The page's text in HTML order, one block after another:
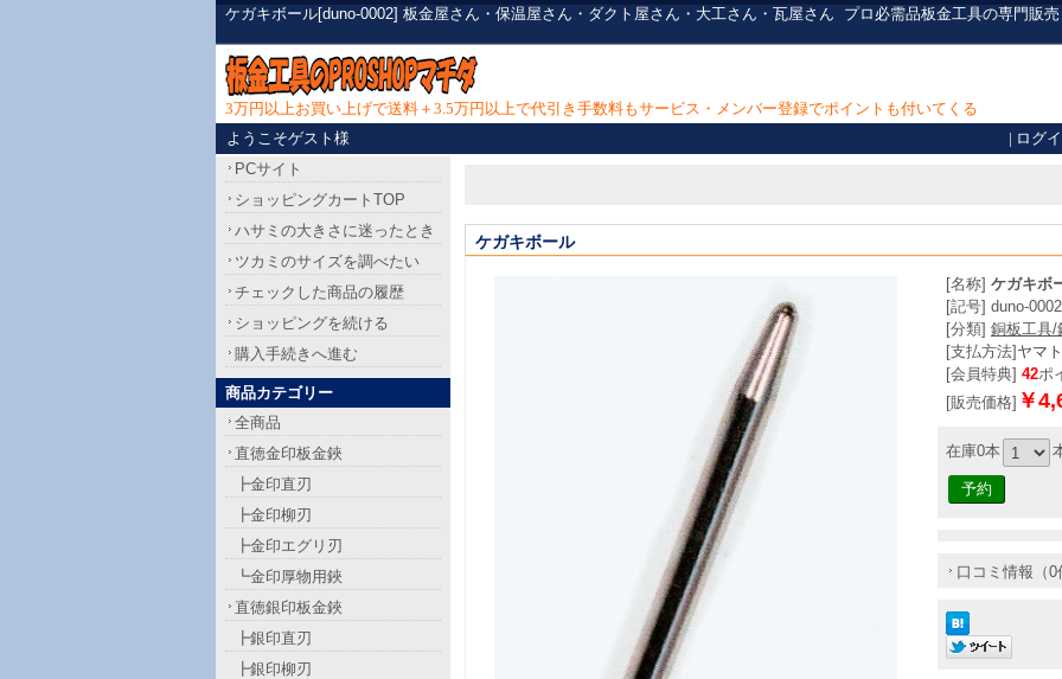
ケガキボール[duno-0002] 板金屋さん・保温屋さん・ダクト屋さん・大工さん・瓦屋さん プロ必需品板金工具の専門販売
3万円以上お買い上げで送料＋3.5万円以上で代引き手数料もサービス・メンバー登録でポイントも付いてくる
ようこそゲスト様
| ログ
ケガキボール
[名称] ケガキボ
[記号] duno-0002
[分類] 銅板工具/
[支払方法] ヤマ
[会員特典] 42ポ
[販売価格] ￥
在庫0本
口コミ情報（0
PCサイト
ショッピングカートTOP
ハサミの大きさに迷ったとき
ツカミのサイズを調べたい
チェックした商品の履歴
ショッピングを続ける
購入手続きへ進む
商品カテゴリー
全商品
直徳金印板金鋏
┣金印直刃
┣金印柳刃
┣金印エグリ刃
┗金印厚物用鋏
直徳銀印板金鋏
┣銀印直刃
┣銀印柳刃